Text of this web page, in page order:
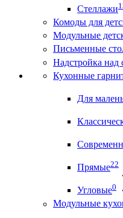
Стеллажи
Комоды для
Модульные
Письменные
Надстройка над
Кухонные
Для
Прямые22
Угловые0
Модульные